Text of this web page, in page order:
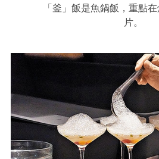
「釜」飯是魚鍋飯，重點
片。